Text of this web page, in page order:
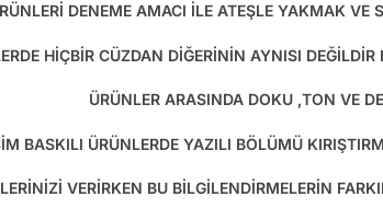
DENEME AMACI İLE ATEŞLE YAKMAK VE
HİÇBİR CÜZDAN DİĞERİNİN AYNISI
ÜRÜNLER ARASINDA DOKU ,TON VE
BASKILI ÜRÜNLERDE YAZILI BÖLÜMÜ
VERİRKEN BU BİLGİLENDİRMELERİN